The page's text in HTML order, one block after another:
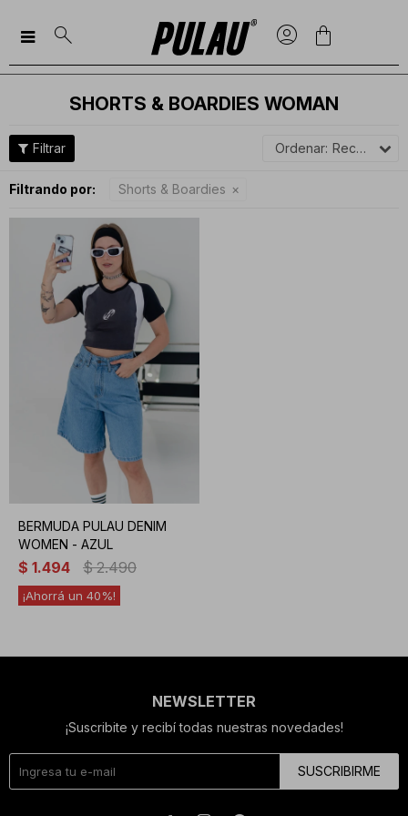

SHORTS & BOARDIES WOMAN
Recomendados
Filtrando por: Shorts & Boardies
BERMUDA PULAU DENIM
WOMEN - AZUL
$ 1.494 $ 2.490
40
NEWSLETTER
¡Suscribite y recibí todas nuestras novedades!
SUSCRIBIRME